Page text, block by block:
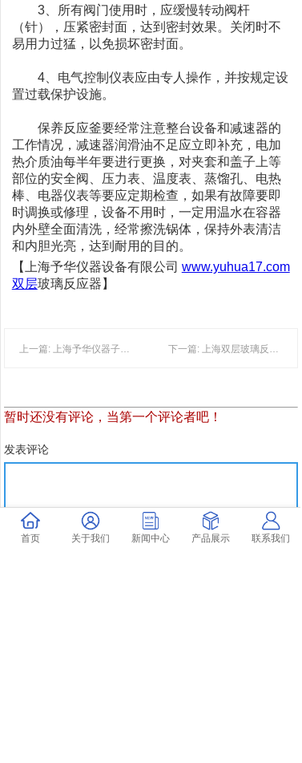
3、所有阀门使用时，应缓慢转动阀杆
（针），压紧密封面，达到密封效果。关闭时不
易用力过猛，以免损坏密封面。
4、电气控制仪表应由专人操作，并按规定设
置过载保护设施。
保养反应釜要经常注意整台设备和减速器的
工作情况，减速器润滑油不足应立即补充，电加
热介质油每半年要进行更换，对夹套和盖子上等
部位的安全阀、压力表、温度表、蒸馏孔、电热
棒、电器仪表等要应定期检查，如果有故障要即
时调换或修理，设备不用时，一定用温水在容器
内外壁全面清洗，经常擦洗锅体，保持外表清洁
和内胆光亮，达到耐用的目的。
【上海予华仪器设备有限公司 www.yuhua17.com
双层玻璃反应器】
上一篇: 上海予华仪器子品牌“金釜”注册成功，金釜仪器将成为您的首选 下一篇: 上海双层玻璃反应釜厂家直销
暂时还没有评论，当第一个评论者吧！
发表评论
首页 关于我们 新闻中心 产品展示 联系我们